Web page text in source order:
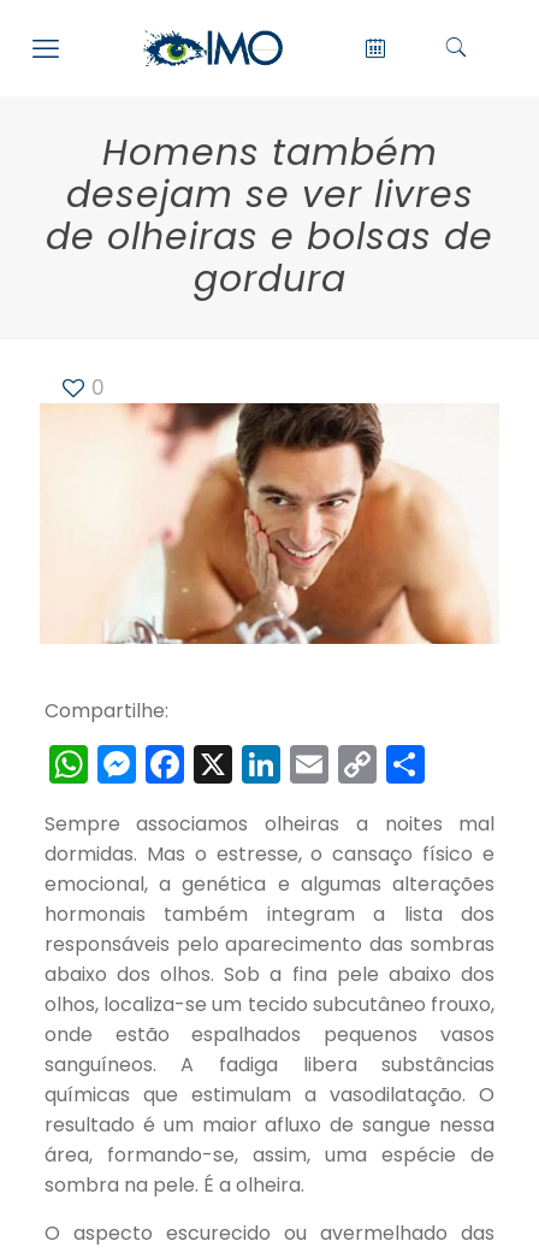
Homens também
desejam se ver livres
de olheiras e bolsas de
gordura
0
Compartilhe:
WhatsApp
Messenger
Facebook
X LinkedIn
Email
Copy
Link
Share
Sempre associamos olheiras a noites mal
dormidas. Mas o estresse, o cansaço físico e
emocional, a genética e algumas alterações
hormonais também integram a lista dos
responsáveis pelo aparecimento das sombras
abaixo dos olhos. Sob a fina pele abaixo dos
olhos, localiza-se um tecido subcutâneo frouxo,
onde estão espalhados pequenos vasos
sanguíneos. A fadiga libera substâncias
químicas que estimulam a vasodilatação. O
resultado é um maior afluxo de sangue nessa
área, formando-se, assim, uma espécie de
sombra na pele. É a olheira.
O aspecto escurecido ou avermelhado das